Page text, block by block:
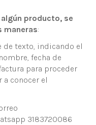
producto, se
maneras:
de texto, indicando el
fecha de
para proceder
a conocer el
3183720086